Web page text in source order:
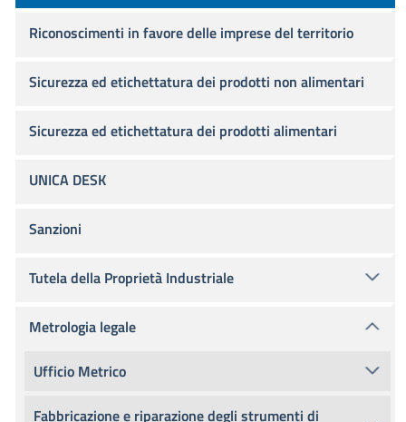
Riconoscimenti in favore delle imprese del territorio
Sicurezza ed etichettatura dei prodotti non alimentari
Sicurezza ed etichettatura dei prodotti alimentari
UNICA DESK
Sanzioni
Tutela della Proprietà Industriale
Metrologia legale
Ufficio Metrico
Fabbricazione e riparazione degli strumenti di